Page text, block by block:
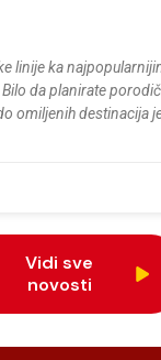
linije ka
da planirate
omiljenih destinacija
Vidi sve
novosti